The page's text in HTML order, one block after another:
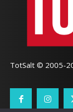
TotSalt © 2005-